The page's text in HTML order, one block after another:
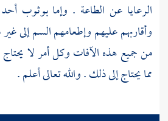
الرعايا عن الطاعة . وإما بوثوب
وأقاربهم عليهم وإطعامهم السم إلى
من جميع هذه الآفات وكل أمر لا
مما يحتاج إلى ذلك . والله تعالى أعلم .